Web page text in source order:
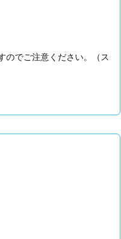
のでご注意ください。（ス